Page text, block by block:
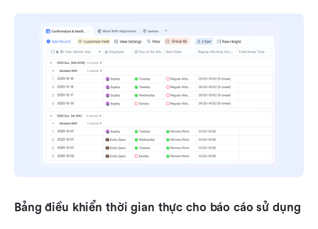
Bảng điều khiển thời gian thực cho báo cáo sử dụng